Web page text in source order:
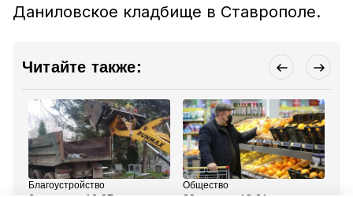
Даниловское кладбище в Ставрополе.
Читайте также:
Благоустройство Общество